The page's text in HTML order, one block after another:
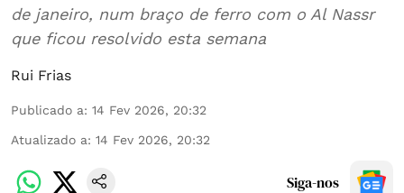
de janeiro, num braço de ferro com o Al Nassr
que ficou resolvido esta semana
Rui Frias
Publicado a: 14 Fev 2026, 20:32
Atualizado a: 14 Fev 2026, 20:32
Siga-nos